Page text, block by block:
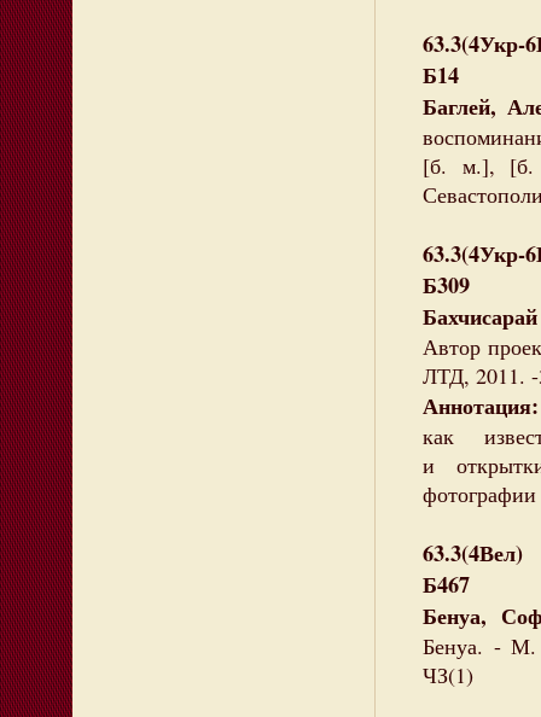
63.3(4Укр-
Б14
Баглей,
[б. м.], [б.
63.3(4Укр-
Б309
Автор
ЛТД, 2011. -
как
и
фотографии
63.3(4Вел)
Б467
Бенуа,
Бенуа. - М.
ЧЗ(1)